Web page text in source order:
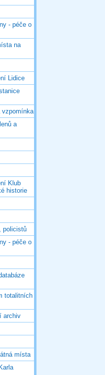
- péče o
na
Lidice
vzpomínka
a
Klub
historie
policistů
- péče o
totalitních
archiv
místa